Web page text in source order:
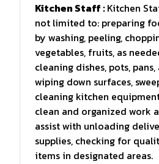
Kitchen Staff :Kitchen
not limited to: preparing
by washing, peeling,
vegetables, fruits, as
cleaning dishes, pots,
wiping down surfaces,
cleaning kitchen
clean and organized work
assist with unloading
supplies, checking for
items in designated areas.